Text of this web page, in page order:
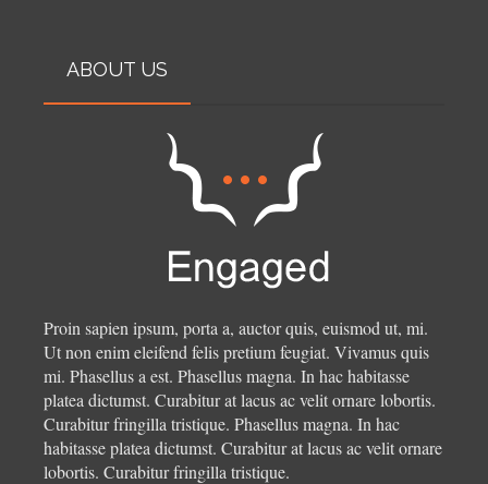
ABOUT US
Proin sapien ipsum, porta a, auctor quis, euismod ut, mi.
Ut non enim eleifend felis pretium feugiat. Vivamus quis
mi. Phasellus a est. Phasellus magna. In hac habitasse
platea dictumst. Curabitur at lacus ac velit ornare lobortis.
Curabitur fringilla tristique. Phasellus magna. In hac
habitasse platea dictumst. Curabitur at lacus ac velit ornare
lobortis. Curabitur fringilla tristique.